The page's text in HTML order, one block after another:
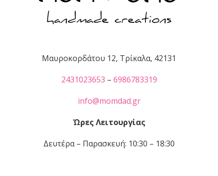
Μαυροκορδάτου 12, Τρίκαλα, 42131
2431023653 – 6986783319
info@momdad.gr
Ώρες Λειτουργίας
Δευτέρα – Παρασκευή: 10:30 – 18:30